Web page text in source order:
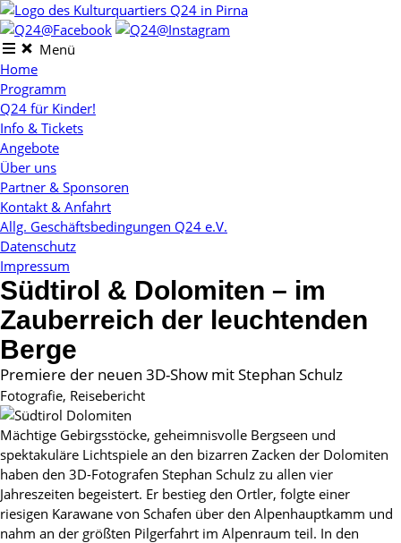
Skip
to
contentMenü
Home
Programm
Q24 für Kinder!
Info & Tickets
Angebote
Über uns
Partner & Sponsoren
Kontakt & Anfahrt
Allg. Geschäftsbedingungen Q24 e.V.
Datenschutz
Impressum
Südtirol & Dolomiten – im
Zauberreich der leuchtenden
Berge
Premiere der neuen 3D-Show mit Stephan Schulz
Fotografie, Reisebericht
Mächtige Gebirgsstöcke, geheimnisvolle Bergseen und
spektakuläre Lichtspiele an den bizarren Zacken der Dolomiten
haben den 3D-Fotografen Stephan Schulz zu allen vier
Jahreszeiten begeistert. Er bestieg den Ortler, folgte einer
riesigen Karawane von Schafen über den Alpenhauptkamm und
nahm an der größten Pilgerfahrt im Alpenraum teil. In den